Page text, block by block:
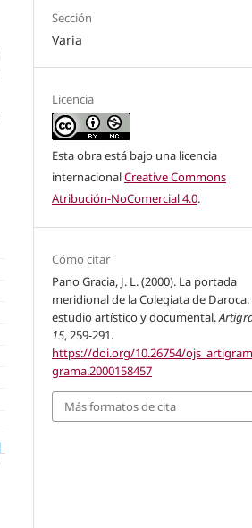
Sección
Varia
Licencia
Esta obra está bajo una licencia
internacionalCreative Commons
Atribución-NoComercial 4.0.
Cómo citar
Pano Gracia, J. L. (2000). La portada
meridional de la Colegiata de Daroca:
estudio artístico y documental.
15, 259-291.
https://doi.org/10.26754/
grama.2000158457
Más formatos de cita